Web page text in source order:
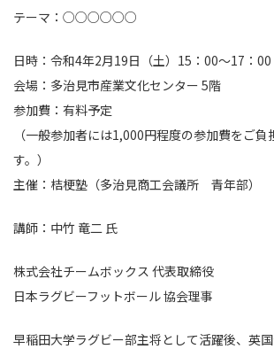
テーマ：○○○○○○
日時：令和4年2月19日（土）15：00～17：00
会場：多治見市産業文化センター 5階
参加費：有料予定
（一般参加者には1,000円程度の参加費をご
す。）
主催：桔梗塾（多治見商工会議所 青年部）
講師：中竹 竜二 氏
株式会社チームボックス 代表取締役
日本ラグビーフットボール 協会理事
早稲田大学ラグビー部主将として活躍後、英